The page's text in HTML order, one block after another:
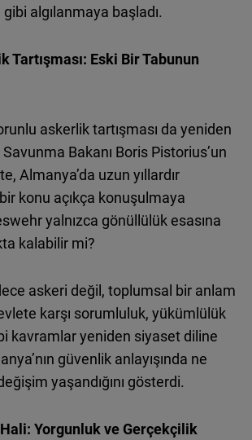
algılanmaya başladı.
Tartışması: Eski Bir Tabunun
askerlik tartışması da yeniden
Bakanı Boris Pistorius’un
Almanya’da uzun yıllardır
konu açıkça konuşulmaya
yalnızca gönüllülük esasına
kalabilir mi?
askeri değil, toplumsal bir anlam
karşı sorumluluk, yükümlülük
kavramlar yeniden siyaset diline
güvenlik anlayışında ne
yaşandığını gösterdi.
Yorgunluk ve Gerçekçilik